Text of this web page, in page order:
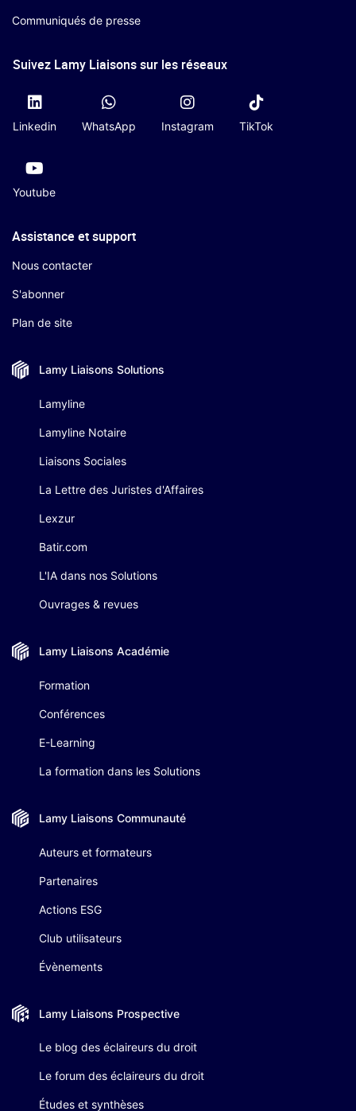
Communiqués de presse
Suivez Lamy Liaisons sur les réseaux
Linkedin WhatsApp Instagram TikTok
Youtube
Assistance et support
Nous contacter
S'abonner
Plan de site
Lamy Liaisons Solutions
Lamyline
Lamyline Notaire
Liaisons Sociales
La Lettre des Juristes d'Affaires
Lexzur
Batir.com
L'IA dans nos Solutions
Ouvrages & revues
Lamy Liaisons Académie
Formation
Conférences
E-Learning
La formation dans les Solutions
Lamy Liaisons Communauté
Auteurs et formateurs
Partenaires
Actions ESG
Club utilisateurs
Évènements
Lamy Liaisons Prospective
Le blog des éclaireurs du droit
Le forum des éclaireurs du droit
Études et synthèses